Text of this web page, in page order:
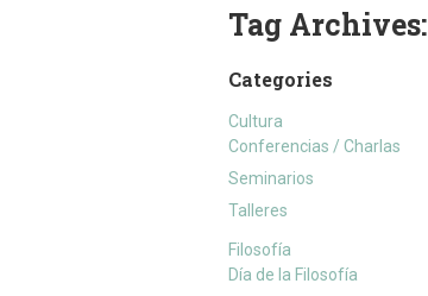
Tag Archives:
Categories
Cultura
Conferencias / Charlas
Seminarios
Talleres
Filosofía
Día de la Filosofía